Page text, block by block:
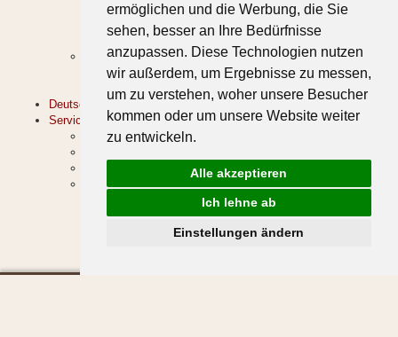
ermöglichen und die Werbung, die Sie
sehen, besser an Ihre Bedürfnisse
anzupassen. Diese Technologien nutzen
wir außerdem, um Ergebnisse zu messen,
um zu verstehen, woher unsere Besucher
kommen oder um unsere Website weiter
zu entwickeln.
Alle akzeptieren
Ich lehne ab
Einstellungen ändern
Summer Price List
Winter Price List
Good to know
Book & Inquire
Inquire
Book Online
Deutsch
Service
Imprint
Weather